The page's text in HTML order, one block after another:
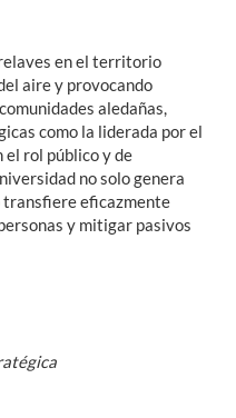
en el territorio
aire y provocando
aledañas,
como la liderada por el
rol público y de
no solo genera
transfiere eficazmente
y mitigar pasivos